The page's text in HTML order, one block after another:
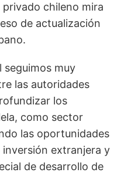
chileno mira
de actualización
seguimos muy
las autoridades
los
como sector
las oportunidades
inversión extranjera y
de desarrollo de